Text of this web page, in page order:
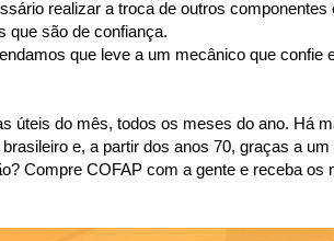
realizar a troca de outros
que são de confiança.
que leve a um mecânico que confie
úteis do mês, todos os meses do ano. Há
e, a partir dos anos 70, graças a
Compre COFAP com a gente e receba